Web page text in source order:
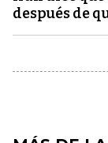
después de